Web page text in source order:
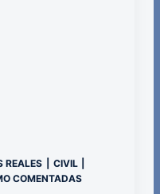
REALES CIVIL
COMENTADAS